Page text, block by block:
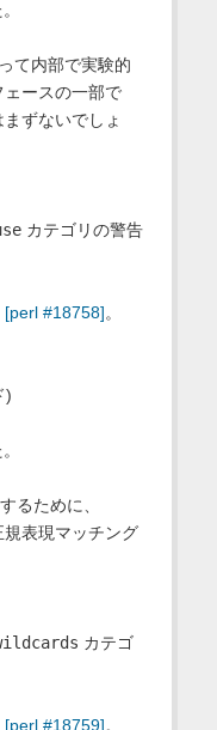
て内部で実験的
ースの一部で
ずないでしょ
カテゴリの警告
[perl #18758]。
)
るために、
表現マッチング
カテゴ
[perl #18759]。